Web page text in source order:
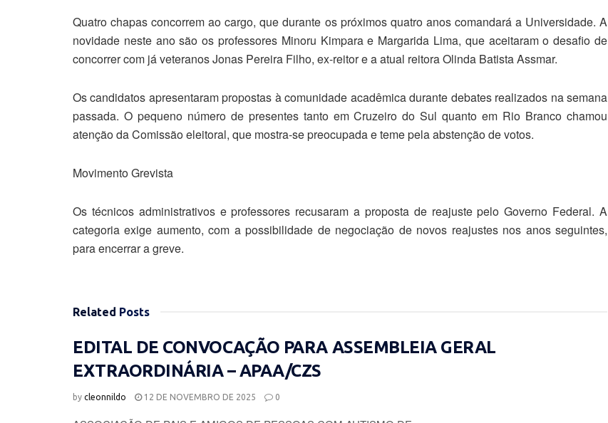
Quatro chapas concorrem ao cargo, que durante os próximos quatro anos comandará a Universidade. A
novidade neste ano são os professores Minoru Kimpara e Margarida Lima, que aceitaram o desafio de
concorrer com já veteranos Jonas Pereira Filho, ex-reitor e a atual reitora Olinda Batista Assmar.
Os candidatos apresentaram propostas à comunidade acadêmica durante debates realizados na semana
passada. O pequeno número de presentes tanto em Cruzeiro do Sul quanto em Rio Branco chamou
atenção da Comissão eleitoral, que mostra-se preocupada e teme pela abstenção de votos.
Movimento Grevista
Os técnicos administrativos e professores recusaram a proposta de reajuste pelo Governo Federal. A
categoria exige aumento, com a possibilidade de negociação de novos reajustes nos anos seguintes,
para encerrar a greve.
Related Posts
EDITAL DE CONVOCAÇÃO PARA ASSEMBLEIA GERAL
EXTRAORDINÁRIA – APAA/CZS
by cleonnildo 12 DE NOVEMBRO DE 2025 0